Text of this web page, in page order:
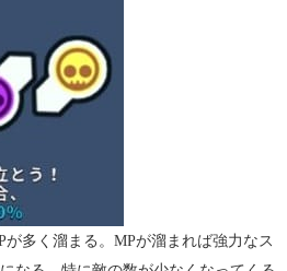
多く溜まる。MPが溜まれば強力なス